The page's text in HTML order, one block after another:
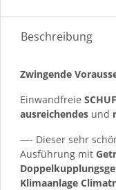
Beschreibung
Zwingende
Einwandfreie
ausreichendes und
—- Dieser sehr
Ausführung mit
Klimaanlage